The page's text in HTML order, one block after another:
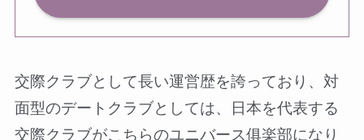
交際クラブとして長い運営歴を誇っており、対
面型のデートクラブとしては、日本を代表する
交際クラブがこちらのユニバース俱楽部になり